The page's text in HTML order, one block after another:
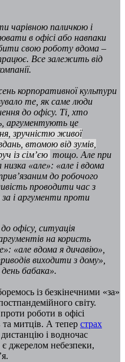
чарівною паличкою і
в офісі або навпаки
свою роботу вдома –
Все залежить від
корпоративної культури
те, як саме люди
до офісу. Ті, хто
аргументують це
зручністю живої
втомою від зумів,
із сім’єю тощо. Але при
низка «але»: «але і вдома
до робочого
проводити час з
і аргументи проти
офісу, ситуація
на користь
«але вдома я дичавію»,
виходити з дому»,
день бабака».
із безкінечними «за»
світу.
роботи в офісі
митців. А тепер страх
і водночас
джерелом небезпеки,